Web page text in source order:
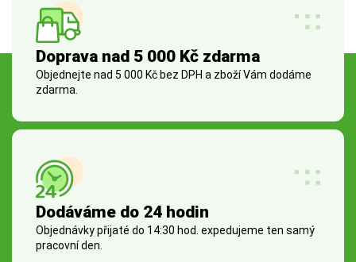
Doprava nad 5 000 Kč zdarma
Objednejte nad 5 000 Kč bez DPH a zboží Vám dodáme
zdarma.
Dodáváme do 24 hodin
Objednávky přijaté do 14:30 hod. expedujeme ten samý
pracovní den.